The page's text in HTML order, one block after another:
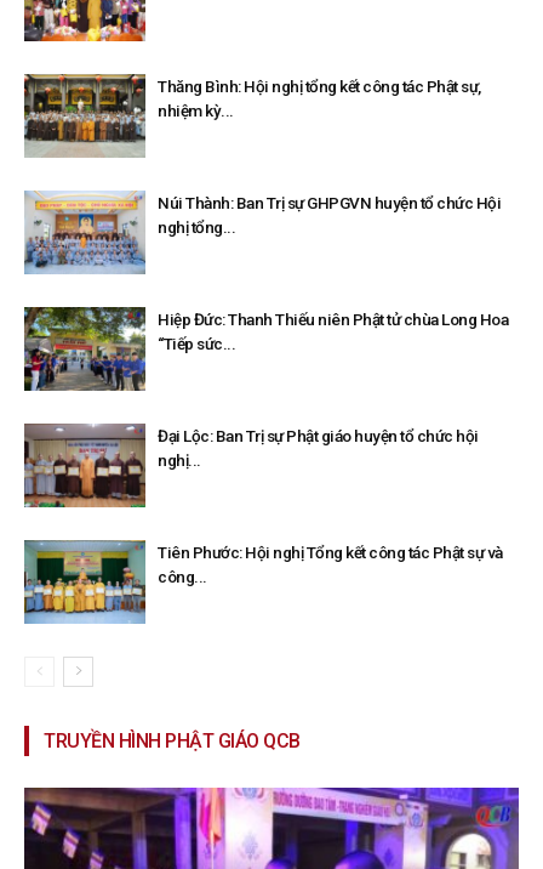
Thăng Bình: Hội nghị tổng kết công tác Phật sự,
nhiệm kỳ...
Núi Thành: Ban Trị sự GHPGVN huyện tổ chức Hội
nghị tổng...
Hiệp Đức: Thanh Thiếu niên Phật tử chùa Long Hoa
“Tiếp sức...
Đại Lộc: Ban Trị sự Phật giáo huyện tổ chức hội
nghị...
Tiên Phước: Hội nghị Tổng kết công tác Phật sự và
công...
TRUYỀN HÌNH PHẬT GIÁO QCB